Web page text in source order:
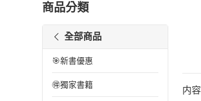
商品分類
全部商品
🎯新書優惠
🉐獨家書籍
内